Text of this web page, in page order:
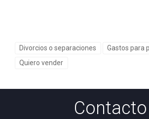
bullicio urbano. Su estrategia funcionó
Divorcios o separaciones
Gastos para
Quiero vender
Contacto